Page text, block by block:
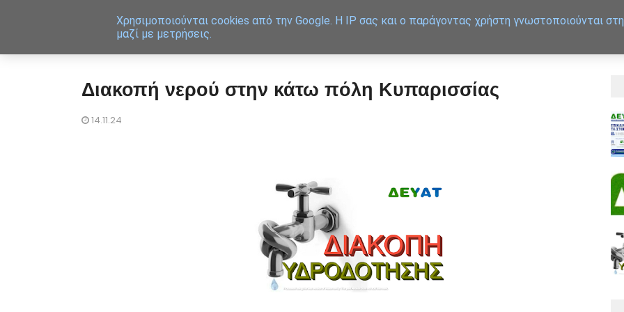
APXIKH ΕΞΥΠΗΡΕΤΗΣΗ
Διακοπή νερού στην κάτω πόλη Κυπαρισσίας
14.11.24
Χρησιμοποιoύνται cookies από την Google. Η IP σας και ο παράγοντας χρήστη γνωστοποιούνται
μαζί με μετρήσεις.